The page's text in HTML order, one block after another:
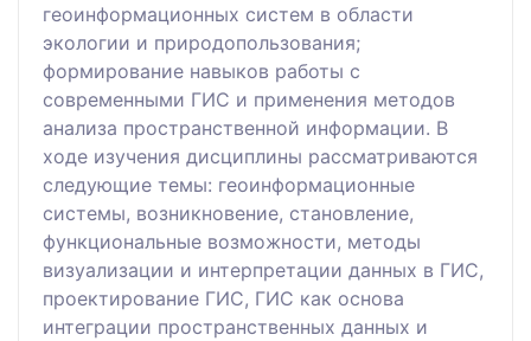
геоинформационных систем в области
экологии и природопользования;
формирование навыков работы с
современными ГИС и применения методов
анализа пространственной информации. В
ходе изучения дисциплины рассматриваются
следующие темы: геоинформационные
системы, возникновение, становление,
функциональные возможности, методы
визуализации и интерпретации данных в ГИС,
проектирование ГИС, ГИС как основа
интеграции пространственных данных и